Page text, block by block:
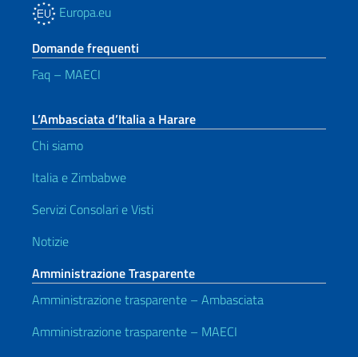
Europa.eu
Domande frequenti
Faq – MAECI
L’Ambasciata d’Italia a Harare
Chi siamo
Italia e Zimbabwe
Servizi Consolari e Visti
Notizie
Amministrazione Trasparente
Amministrazione trasparente – Ambasciata
Amministrazione trasparente – MAECI